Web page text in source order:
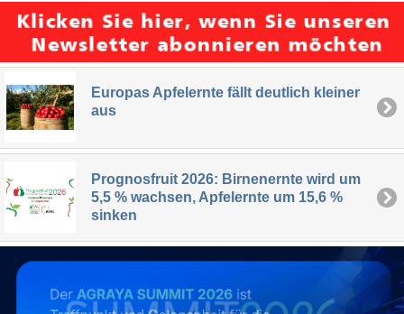
Europas Apfelernte fällt deutlich kleiner
aus
Prognosfruit 2026: Birnenernte wird um
5,5 % wachsen, Apfelernte um 15,6 %
sinken